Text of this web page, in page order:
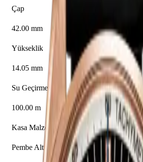
Çap
42.00 mm
Yükseklik
14.05 mm
Su Geçirmezlik
100.00 m
Kasa Malzemesi
Pembe Altın